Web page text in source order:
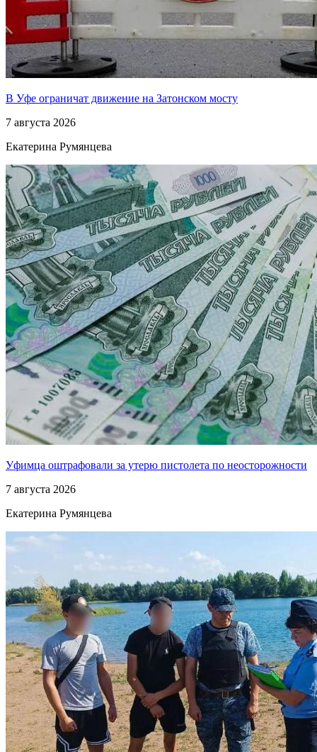
В Уфе ограничат движение на Затонском мосту
7 августа 2026
Екатерина Румянцева
Уфимца оштрафовали за утерю пистолета по неосторожности
7 августа 2026
Екатерина Румянцева